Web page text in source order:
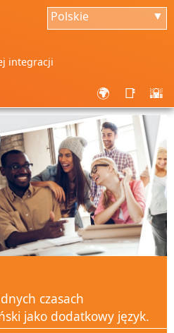
Polskie ▼
integracji
🌍 📑 🌇
czasach
jako dodatkowy język.